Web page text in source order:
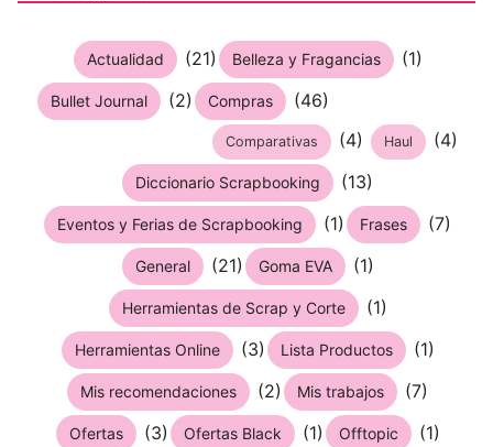
Actualidad (21) Belleza y Fragancias (1)
Bullet Journal (2) Compras (46)
Comparativas (4) Haul (4)
Diccionario Scrapbooking (13)
Eventos y Ferias de Scrapbooking (1) Frases (7)
General (21) Goma EVA (1)
Herramientas de Scrap y Corte (1)
Herramientas Online (3) Lista Productos (1)
Mis recomendaciones (2) Mis trabajos (7)
Ofertas (3) Ofertas Black (1) Offtopic (1)